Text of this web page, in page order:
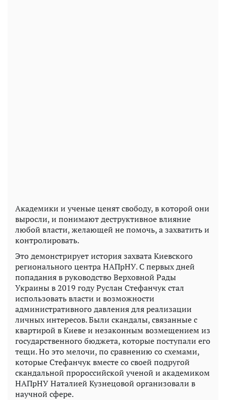
Академики и ученые ценят свободу, в которой они
выросли, и понимают деструктивное влияние
любой власти, желающей не помочь, а захватить и
контролировать.
Это демонстрирует история захвата Киевского
регионального центра НАПрНУ. С первых дней
попадания в руководство Верховной Рады
Украины в 2019 году Руслан Стефанчук стал
использовать власти и возможности
административного давления для реализации
личных интересов. Были скандалы, связанные с
квартирой в Киеве и незаконным возмещением из
государственного бюджета, которые поступали его
тещи. Но это мелочи, по сравнению со схемами,
которые Стефанчук вместе со своей подругой
скандальной пророссийской ученой и академиком
НАПрНУ Наталией Кузнецовой организовали в
научной сфере.